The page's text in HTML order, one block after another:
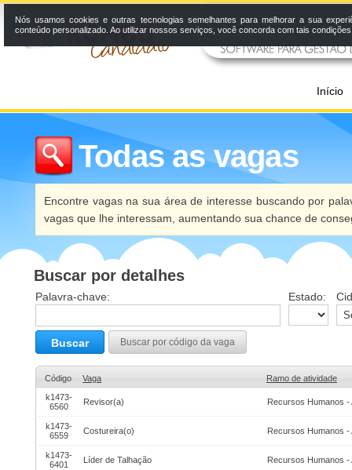
Início
Todas as vagas
Encontre vagas na sua área de interesse buscando por
vagas que lhe interessam, aumentando sua chance de
Buscar por detalhes
Palavra-chave: Estado:
Buscar Buscar por código da vaga
Código Vaga
Ramo de atividade
k1473-
6560
Revisor(a) Recursos Humanos -
k1473-
6559
Costureira(o) Recursos Humanos -
k1473-
6401
Líder de Talhação Recursos Humanos -
Nós usamos cookies e outras tecnologias semelhantes para melhorar a sua
conteúdo personalizado. Ao utilizar nossos serviços, você concorda com tais